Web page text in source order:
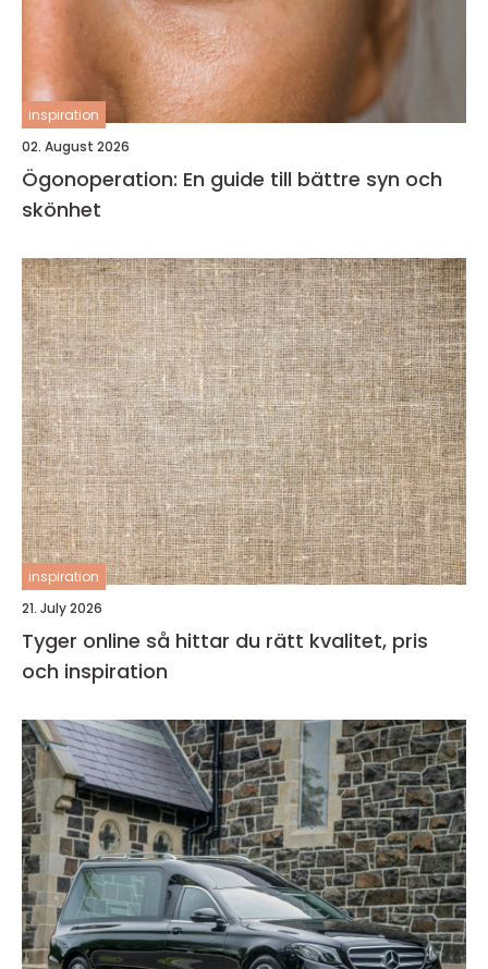
inspiration
02. August 2026
Ögonoperation: En guide till bättre syn och
skönhet
inspiration
21. July 2026
Tyger online så hittar du rätt kvalitet, pris
och inspiration